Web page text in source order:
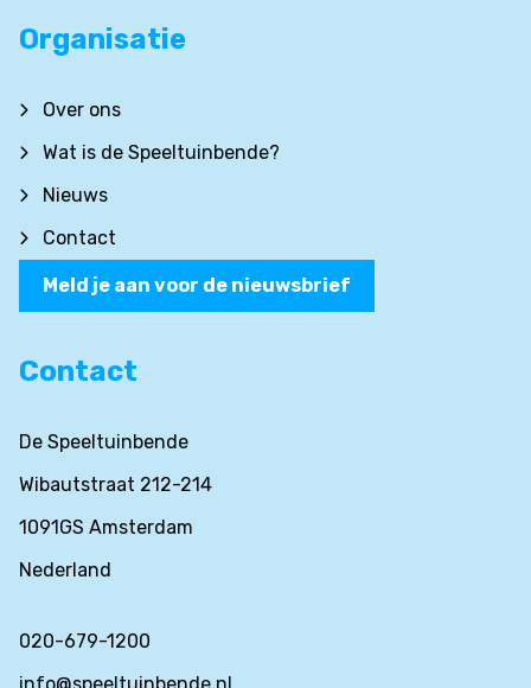
Organisatie
Over ons
Wat is de Speeltuinbende?
Nieuws
Contact
Meld je aan voor de nieuwsbrief
Contact
De Speeltuinbende
Wibautstraat 212-214
1091GS Amsterdam
Nederland
020-679-1200
info@speeltuinbende.nl